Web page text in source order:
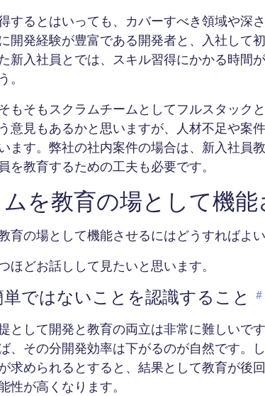
するとはいっても、カバーすべき領域や深
開発経験が豊富である開発者と、入社して
新入社員とでは、スキル習得にかかる時間
。
もそもスクラムチームとしてフルスタック
意見もあるかと思いますが、人材不足や案
ます。弊社の社内案件の場合は、新入社員
を教育するための工夫も必要です。
を教育の場として機
育の場として機能させるにはどうすればよ
ほどお話しして見たいと思います。
ではないことを認識すること #
として開発と教育の両立は非常に難しいで
、その分開発効率は下がるのが自然です。
求められるとすると、結果として教育が後
性が高くなります。